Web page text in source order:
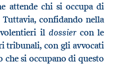
attende chi si occupa di
confidando nella
il dossiercon le
tribunali, con gli avvocati
si occupano di questo